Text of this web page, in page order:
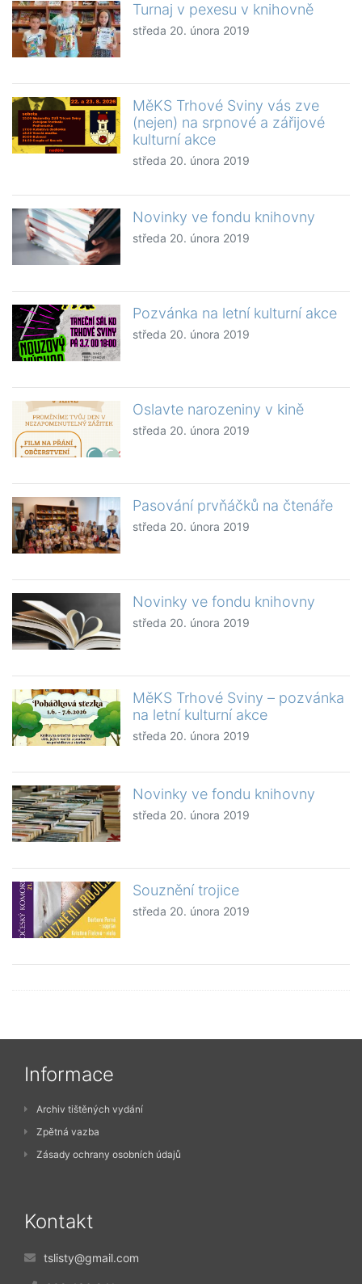
Turnaj v pexesu v knihovně
středa 20. února 2019
MěKS Trhové Sviny vás zve
(nejen) na srpnové a zářijové
kulturní akce
středa 20. února 2019
Novinky ve fondu knihovny
středa 20. února 2019
Pozvánka na letní kulturní akce
středa 20. února 2019
Oslavte narozeniny v kině
středa 20. února 2019
Pasování prvňáčků na čtenáře
středa 20. února 2019
Novinky ve fondu knihovny
středa 20. února 2019
MěKS Trhové Sviny – pozvánka
na letní kulturní akce
středa 20. února 2019
Novinky ve fondu knihovny
středa 20. února 2019
Souznění trojice
středa 20. února 2019
Informace
Archiv tištěných vydání
Zpětná vazba
Zásady ochrany osobních údajů
Kontakt
tslisty@gmail.com